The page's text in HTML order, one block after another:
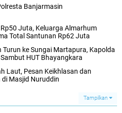
Banjarmasin
Juta, Keluarga Almarhum
Total Santunan Rp62 Juta
Turun ke Sungai Martapura, Kapolda
HUT Bhayangkara
Laut, Pesan Keikhlasan dan
Masjid Nuruddin
Tampilkan